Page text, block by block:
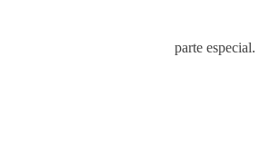
parte especial.